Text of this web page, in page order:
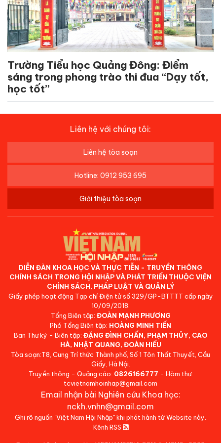
Trường Tiểu học Quảng Đông: Điểm
sáng trong phong trào thi đua “Dạy tốt,
học tốt”
Liên hệ với chúng tôi:
Liên hệ tòa soạn
Hotline: 0912 953 695
Giới thiệu tòa soạn
DIỄN ĐÀN KHOA HỌC VÀ THỰC TIỄN - TRUYỀN THÔNG
CHÍNH SÁCH TRONG HỘI NHẬP VÀ PHÁT TRIỂN THUỘC VIỆN
CHÍNH SÁCH, PHÁP LUẬT VÀ QUẢN LÝ
Giấy phép hoạt động Tạp chí Điện tử số 329/GP-BTTTT cấp ngày
10/09/2018.
Tổng Biên tập: ĐOÀN MẠNH PHƯƠNG
Phó Tổng Biên tập: HOÀNG MINH TIẾN
Ban Thư ký - Biên tập: ĐẶNG ĐÌNH CHẤN, PHẠM THỦY, CAO
HÀ, NHẬT QUANG, ĐOÀN HIẾU
Tòa soạn:T8, Cung Trí thức Thành phố, Số 1 Tôn Thất Thuyết, Cầu
Giấy, Hà Nội.
Truyền thông - Quảng cáo: 0826166777 - Hòm thư:
tcvietnamhoinhap@gmail.com
Email nhận bài Nghiên cứu Khoa học:
nckh.vnhn@gmail.com
Ghi rõ nguồn "Việt Nam Hội Nhập" khi phát hành từ Website này.
Kênh RSS